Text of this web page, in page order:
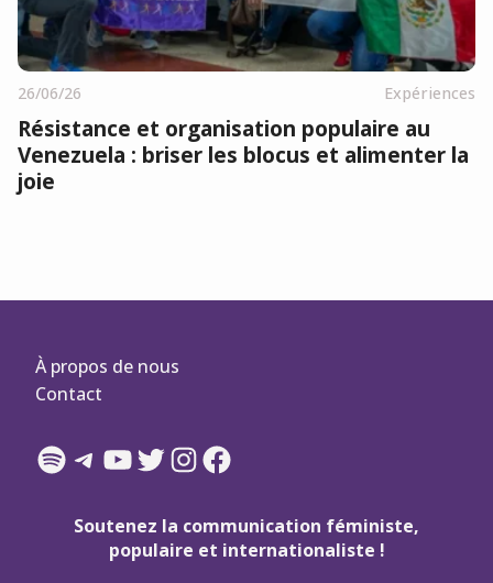
26/06/26 Expériences
Résistance et organisation populaire au
Venezuela : briser les blocus et alimenter la
joie
À propos de nous
Contact
Spotify
Telegram
YouTube
Twitter
Instagram
Facebook
Soutenez la communication féministe,
populaire et internationaliste !